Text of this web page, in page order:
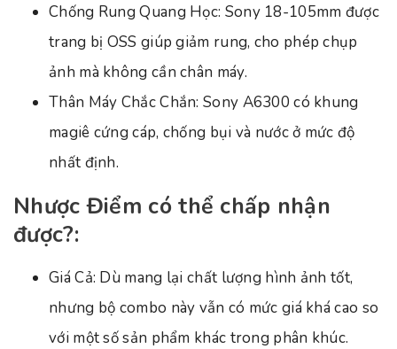
Chống Rung Quang Học: Sony 18-105mm được
trang bị OSS giúp giảm rung, cho phép chụp
ảnh mà không cần chân máy.
Thân Máy Chắc Chắn: Sony A6300 có khung
magiê cứng cáp, chống bụi và nước ở mức độ
nhất định.
Nhược Điểm có thể chấp nhận
được?:
Giá Cả: Dù mang lại chất lượng hình ảnh tốt,
nhưng bộ combo này vẫn có mức giá khá cao so
với một số sản phẩm khác trong phân khúc.